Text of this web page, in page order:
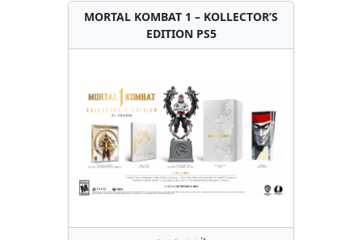
MORTAL KOMBAT 1 – KOLLECTOR’S
EDITION PS5